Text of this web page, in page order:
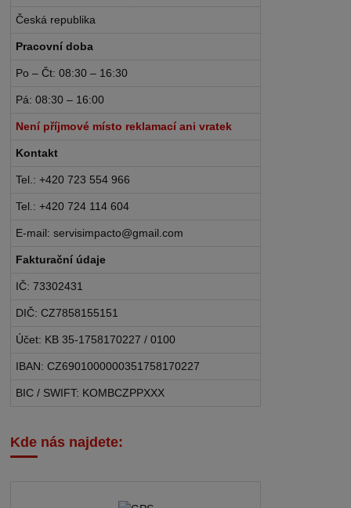
Česká republika
Pracovní doba
Po – Čt: 08:30 – 16:30
Pá: 08:30 – 16:00
Není příjmové místo reklamací ani vratek
Kontakt
Tel.: +420 723 554 966
Tel.: +420 724 114 604
E-mail: servisimpacto@gmail.com
Fakturační údaje
IČ: 73302431
DIČ: CZ7858155151
Účet: KB 35-1758170227 / 0100
IBAN: CZ6901000000351758170227
BIC / SWIFT: KOMBCZPPXXX
Kde nás najdete: